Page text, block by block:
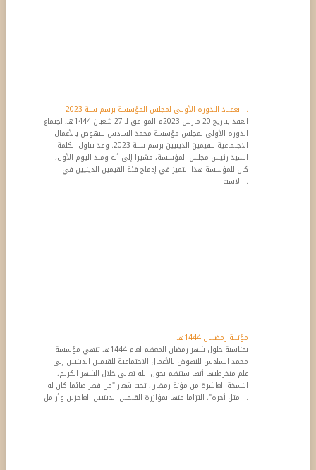
انعقــاد الـدورة الأولـى لمجلس المؤسسة برسم سنة 2023...
انعقد بتاريخ 20 مارس 2023م الموافق لـ 27 شعبان 1444هـ، اجتماع
الدورة الأولى لمجلس مؤسسة محمد السادس للنهوض بالأعمال
الاجتماعية للقيمين الدينيين برسم سنة 2023. وقد تناول الكلمة
السيد رئيس مجلس المؤسسة، مشيرا إلى أنه ومنذ اليوم الأول،
كان للمؤسسة هذا التميز في إدماج فئة القيمين الدينيين في
الاست...
مؤنـــة رمضـــان 1444هـ
بمناسبة حلول شهر رمضان المعظم لعام 1444ه، تنهي مؤسسة
محمد السادس للنهوض بالأعمال الاجتماعية للقيمين الدينيين إلى
علم منخرطيها أنها ستنظم بحول الله تعالى خلال الشهر الكريم،
النسخة العاشرة من مؤنة رمضان، تحت شعار "من فطر صائما كان له
مثل أجره"، التزاما منها بمؤازرة القيمين الدينيين العاجزين وأرامل ...